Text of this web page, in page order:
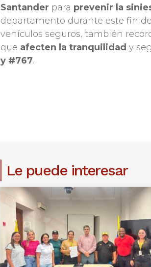
Santander para prevenir la
departamento durante este fin
vehículos seguros, también
que afecten la tranquilidad y
y #767.
Le puede interesar